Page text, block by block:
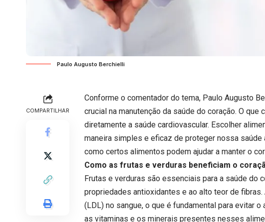
Paulo Augusto Berchielli
COMPARTILHAR
Conforme o comentador do tema, Paulo Augusto
crucial na manutenção da saúde do coração. O
diretamente a saúde cardiovascular. Escolher
maneira simples e eficaz de proteger nossa
como certos alimentos podem ajudar a manter o
Como as frutas e verduras beneficiam o
Frutas e verduras são essenciais para a saúde do
propriedades antioxidantes e ao alto teor de
(LDL) no sangue, o que é fundamental para evitar
as vitaminas e os minerais presentes nesses